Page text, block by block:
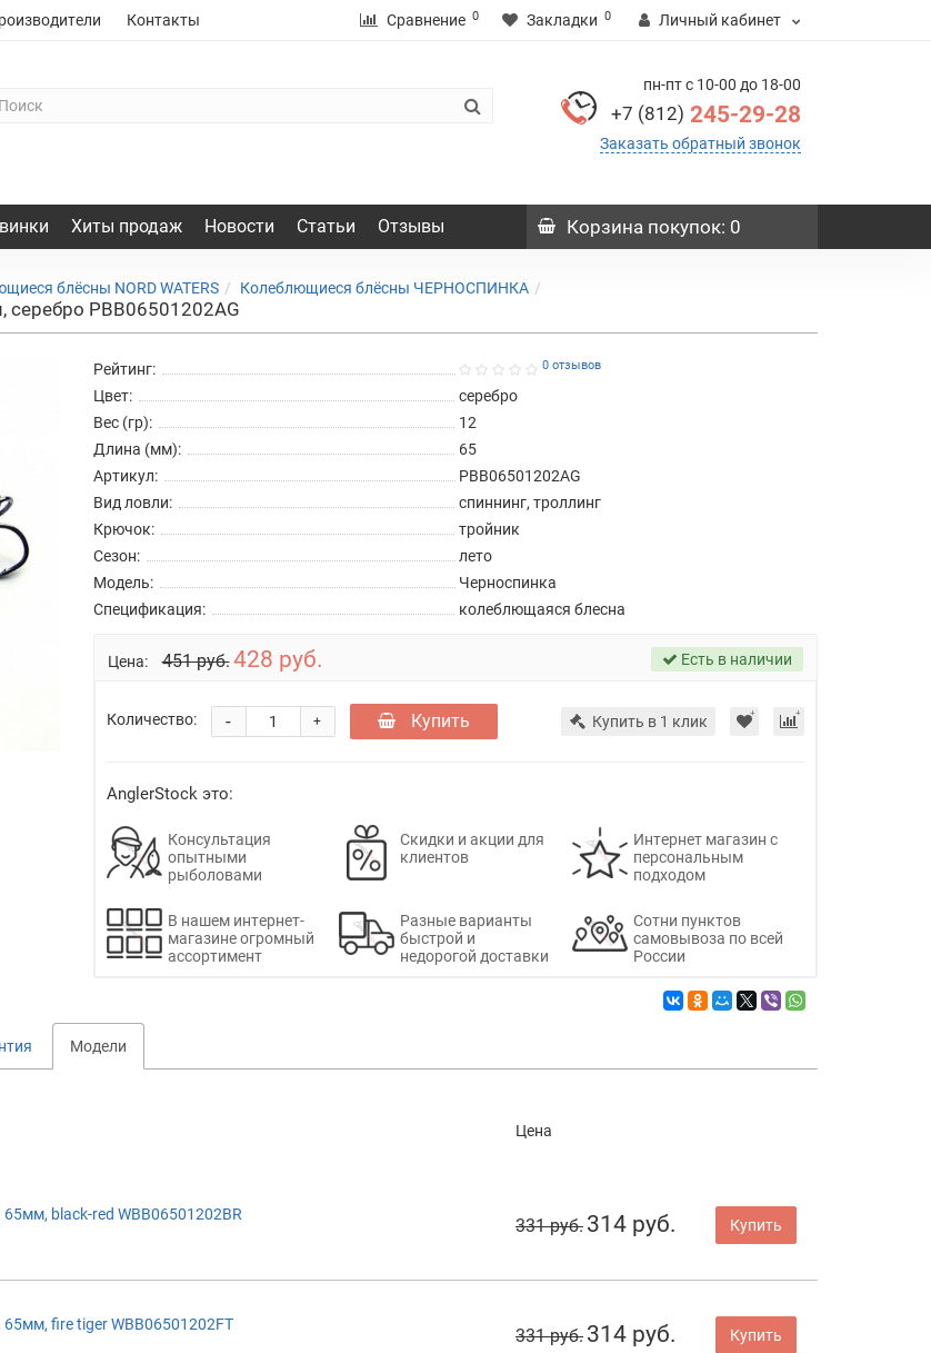
Контакты Сравнение 0 Закладки 0 Личный кабинет
пн-пт с 10-00 до 18-00
+7 (812) 245-29-28
Заказать обратный звонок
Хиты продаж Новости Статьи Отзывы Корзина покупок: 0
блёсны NORD WATERS Колеблющиеся блёсны ЧЕРНОСПИНКА
PBB06501202AG
Рейтинг: 0 отзывов
Цвет:
серебро
Вес (гр):
12
Длина (мм):
65
Артикул:
PBB06501202AG
Вид ловли:
спиннинг, троллинг
Крючок:
тройник
Сезон:
лето
Модель:
Черноспинка
Спецификация:
колеблющаяся блесна
Цена: 451 руб.428 руб. Есть в наличии
Количество: +
- Купить Купить в 1 клик
AnglerStock это:
Консультация
опытными
рыболовами
Скидки и акции для
клиентов
Интернет магазин с
персональным
подходом
В нашем интернет-
магазине огромный
ассортимент
Разные варианты
быстрой и
недорогой доставки
Сотни пунктов
самовывоза по всей
России
Модели
Цена
black-red WBB06501202BR
331 руб. 314 руб. Купить
fire tiger WBB06501202FT
331 руб. 314 руб. Купить